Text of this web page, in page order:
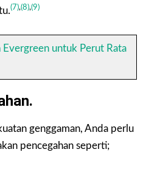
(7),(8),(9)
Evergreen untuk Perut Rata
genggaman, Anda perlu
pencegahan seperti;